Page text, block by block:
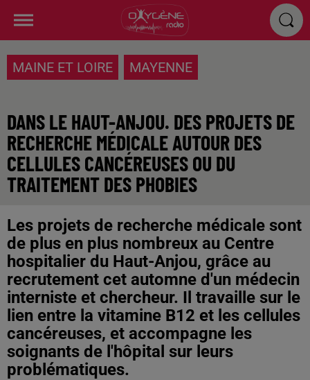
MAINE ET LOIRE MAYENNE
DANS LE HAUT-ANJOU. DES PROJETS DE
RECHERCHE MÉDICALE AUTOUR DES
CELLULES CANCÉREUSES OU DU
TRAITEMENT DES PHOBIES
Les projets de recherche médicale sont
de plus en plus nombreux au Centre
hospitalier du Haut-Anjou, grâce au
recrutement cet automne d'un médecin
interniste et chercheur. Il travaille sur le
lien entre la vitamine B12 et les cellules
cancéreuses, et accompagne les
soignants de l'hôpital sur leurs
problématiques.